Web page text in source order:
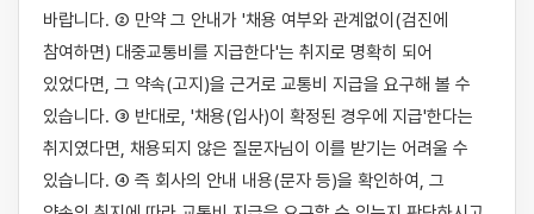
바랍니다. ② 만약 그 안내가 '채용 여부와 관계없이(검진에
참여하면) 대중교통비를 지급한다'는 취지로 명확히 되어
있었다면, 그 약속(고지)을 근거로 교통비 지급을 요구해 볼 수
있습니다. ③ 반대로, '채용(입사)이 확정된 경우에 지급'한다는
취지였다면, 채용되지 않은 질문자님이 이를 받기는 어려울 수
있습니다. ④ 즉 회사의 안내 내용(문자 등)을 확인하여, 그